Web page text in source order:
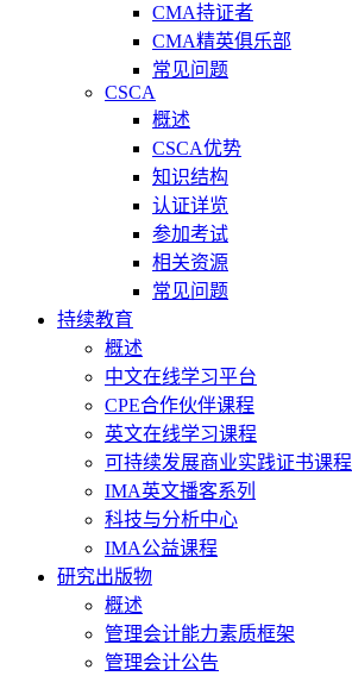
CMA持证者
CMA精英俱乐部
常见问题
CSCA
概述
CSCA优势
知识结构
认证详览
参加考试
相关资源
常见问题
持续教育
概述
中文在线学习平台
CPE合作伙伴课程
英文在线学习课程
可持续发展商业实践证书课程
IMA英文播客系列
科技与分析中心
IMA公益课程
研究出版物
概述
管理会计能力素质框架
管理会计公告